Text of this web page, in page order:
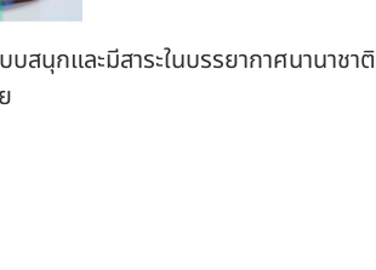
สนุกและมีสาระในบรรยากาศนานาชาติ